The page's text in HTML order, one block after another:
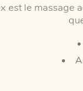
est le